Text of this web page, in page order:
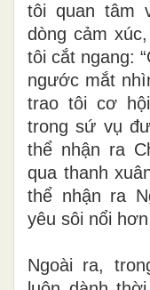
tôi quan tâm
dòng cảm
tôi cắt ngang:
ngước mắt
trao tôi cơ
trong sứ vụ
thể nhận ra
qua thanh
thể nhận ra
yêu sôi nổi
Ngoài ra,